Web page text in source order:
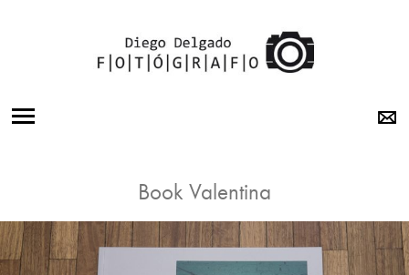
OTRA
MIRADA
Book Valentina